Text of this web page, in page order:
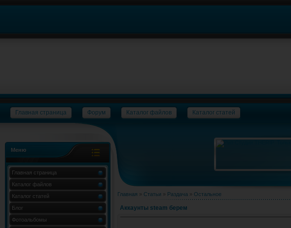
Главная страница Форум Каталог файлов Каталог статей
Меню
Главная страница
Каталог файлов
Каталог статей
Блог
Фотоальбомы
Главная » Статьи » Раздача » Остальное
Аккаунты steam берем